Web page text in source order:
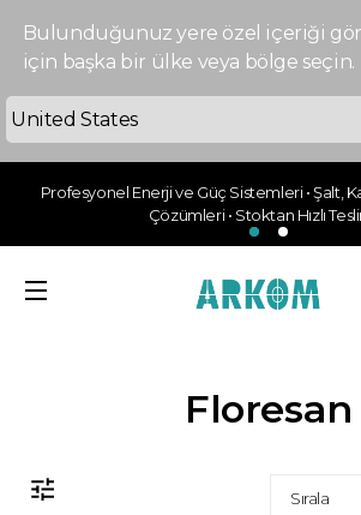
Bulunduğunuz yere özel içeriği
için başka bir ülke veya bölge seçin.
Profesyonel Enerji ve Güç Sistemleri • Şalt,
Çözümleri • Stoktan Hızlı
Floresan
Sırala